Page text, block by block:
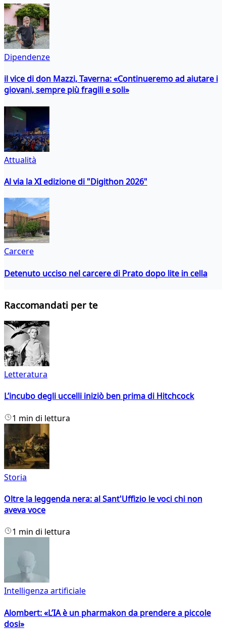
Dipendenze
il vice di don Mazzi, Taverna: «Continueremo ad aiutare i
giovani, sempre più fragili e soli»
Attualità
Al via la XI edizione di "Digithon 2026"
Carcere
Detenuto ucciso nel carcere di Prato dopo lite in cella
Raccomandati per te
Letteratura
L’incubo degli uccelli iniziò ben prima di Hitchcock
1 min di lettura
Storia
Oltre la leggenda nera: al Sant'Uffizio le voci chi non
aveva voce
1 min di lettura
Intelligenza artificiale
Alombert: «L’IA è un pharmakon da prendere a piccole
dosi»